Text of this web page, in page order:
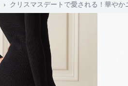
› クリスマスデートで愛される！華や